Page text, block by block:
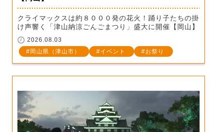
クライマックスは約８０００発の花火！踊り子たちの掛
け声響く「津山納涼ごんごまつり」盛大に開催【岡山】
2026.08.03
岡山県（津山市）
イベント お祭り